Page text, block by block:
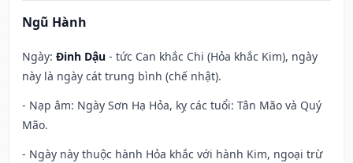
Ngũ Hành
Ngày: Đinh Dậu - tức Can khắc Chi (Hỏa khắc Kim), ngày
này là ngày cát trung bình (chế nhật).
- Nạp âm: Ngày Sơn Hạ Hỏa, kỵ các tuổi: Tân Mão và Quý
Mão.
- Ngày này thuộc hành Hỏa khắc với hành Kim, ngoại trừ